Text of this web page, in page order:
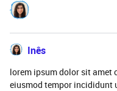
Inês
lorem ipsum dolor sit amet
eiusmod tempor incididunt